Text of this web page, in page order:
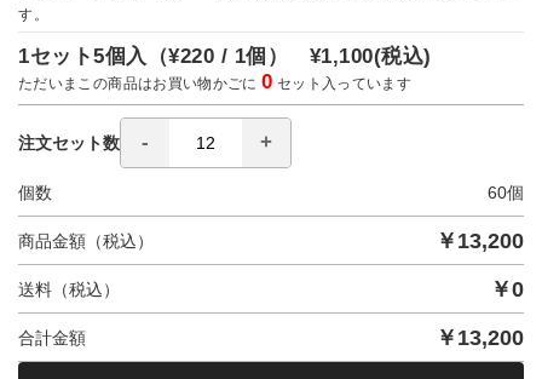
す。
1セット5個入（¥220 / 1個） ¥1,100(税込)
ただいまこの商品はお買い物かごに0 セット入っています
注文セット数
個数 60個
商品金額（税込） ￥ 13,200
送料（税込） ￥0
合計金額 ￥ 13,200